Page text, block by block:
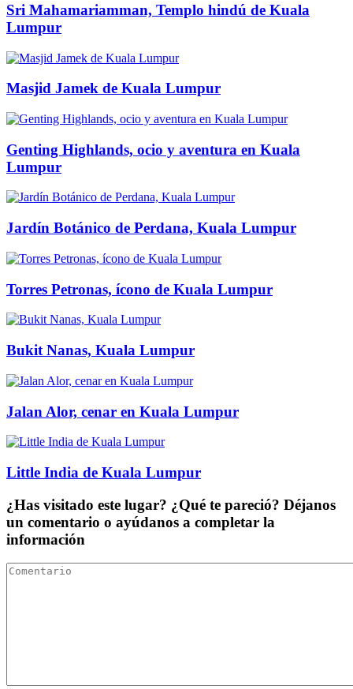
Sri Mahamariamman, Templo hindú de Kuala
Lumpur
Masjid Jamek de Kuala Lumpur
Genting Highlands, ocio y aventura en Kuala
Lumpur
Jardín Botánico de Perdana, Kuala Lumpur
Torres Petronas, ícono de Kuala Lumpur
Bukit Nanas, Kuala Lumpur
Jalan Alor, cenar en Kuala Lumpur
Little India de Kuala Lumpur
¿Has visitado este lugar? ¿Qué te pareció? Déjanos
un comentario o ayúdanos a completar la
información